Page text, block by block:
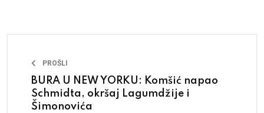
PROŠLI
BURA U NEW YORKU: Komšić napao
Schmidta, okršaj Lagumdžije i
Šimonovića